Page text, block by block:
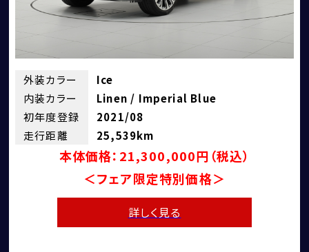
個人情報保護方針
外装カラー
Ice
内装カラー
Linen / Imperial Blue
初年度登録
2021/08
走行距離
25,539km
本体価格：21,300,000円（税込）
＜フェア限定特別価格＞
詳しく見る